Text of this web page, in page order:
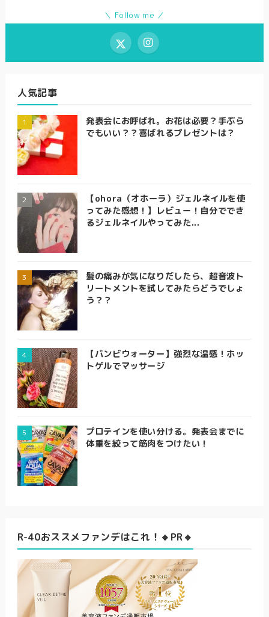
＼ Follow me ／
人気記事
発表会にお呼ばれ。お花は必要？手ぶら
でもいい？？喜ばれるプレゼントは？
【ohora（オホーラ）ジェルネイルを使
ってみた感想！】レビュー！自分ででき
るジェルネイルやってみた...
髪の痛みが気になりだしたら、超音波ト
リートメントを試してみたらどうでしょ
う？？
【バンビウォーター】強烈な温感！ホッ
トゲルでマッサージ
プロテインを使い分ける。発表会までに
体重を絞って筋肉をつけたい！
R-40おススメファンデはこれ！🔸PR🔸